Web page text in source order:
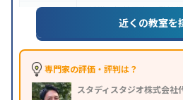
授業の振替可能不登校
季節講習のみの受講可
近くの教室を
専門家の評価・評判は？
スタディスタジオ株式会社